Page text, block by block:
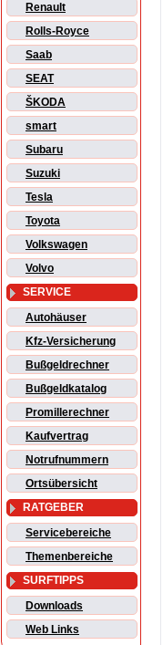
Renault
Rolls-Royce
Saab
SEAT
ŠKODA
smart
Subaru
Suzuki
Tesla
Toyota
Volkswagen
Volvo
SERVICE
Autohäuser
Kfz-Versicherung
Bußgeldrechner
Bußgeldkatalog
Promillerechner
Kaufvertrag
Notrufnummern
Ortsübersicht
RATGEBER
Servicebereiche
Themenbereiche
SURFTIPPS
Downloads
Web Links